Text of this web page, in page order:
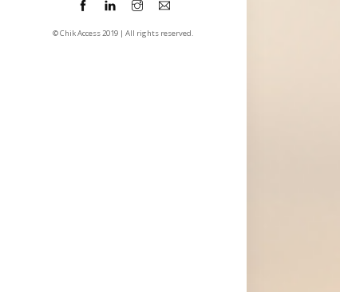
© Chik Access 2019 | All rights reserved.